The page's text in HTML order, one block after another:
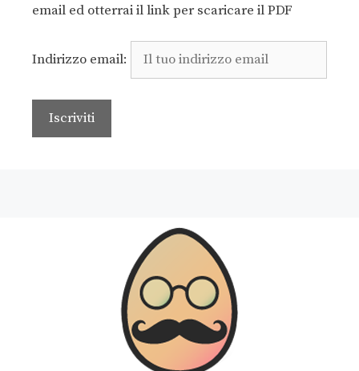
email ed otterrai il link per scaricare il PDF
Indirizzo email: